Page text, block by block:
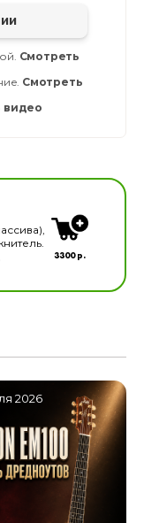
Смотреть
Смотреть
видео
3300 р.
2026